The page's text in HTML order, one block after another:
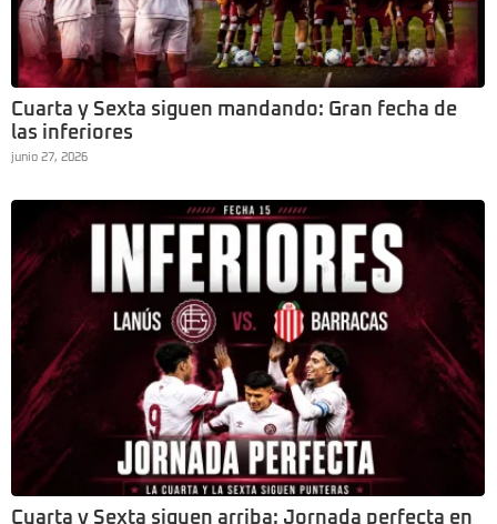
Cuarta y Sexta siguen mandando: Gran fecha de
las inferiores
junio 27, 2026
Cuarta y Sexta siguen arriba: Jornada perfecta en